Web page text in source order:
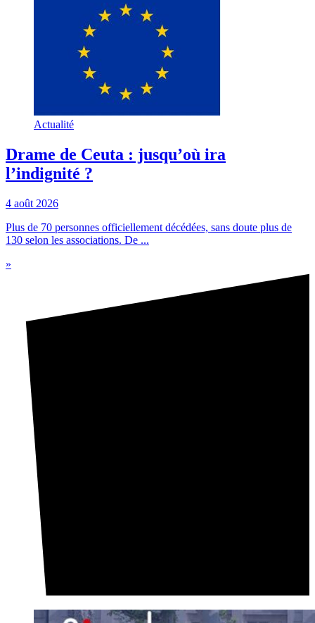
Actualité
Drame de Ceuta : jusqu’où ira
l’indignité ?
4 août 2026
Plus de 70 personnes officiellement décédées, sans doute plus de
130 selon les associations. De ...
»